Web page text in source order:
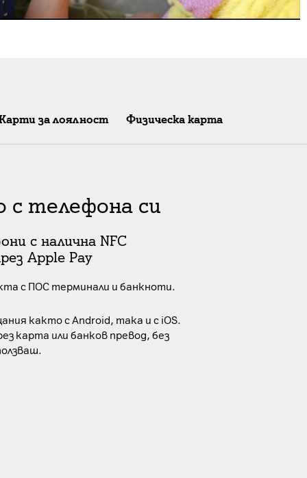
за лоялност Физическа карта
телефона си
с налична NFC
Apple Pay
с ПОС терминали и банкноти.
както с Android, така и с iOS.
карта или банков превод, без